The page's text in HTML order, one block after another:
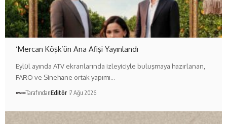
‘Mercan Köşk’ün Ana Afişi Yayınlandı
Eylül ayında ATV ekranlarında izleyiciyle buluşmaya hazırlanan,
FARO ve Sinehane ortak yapımı…
TarafındanEditör 7 Ağu 2026